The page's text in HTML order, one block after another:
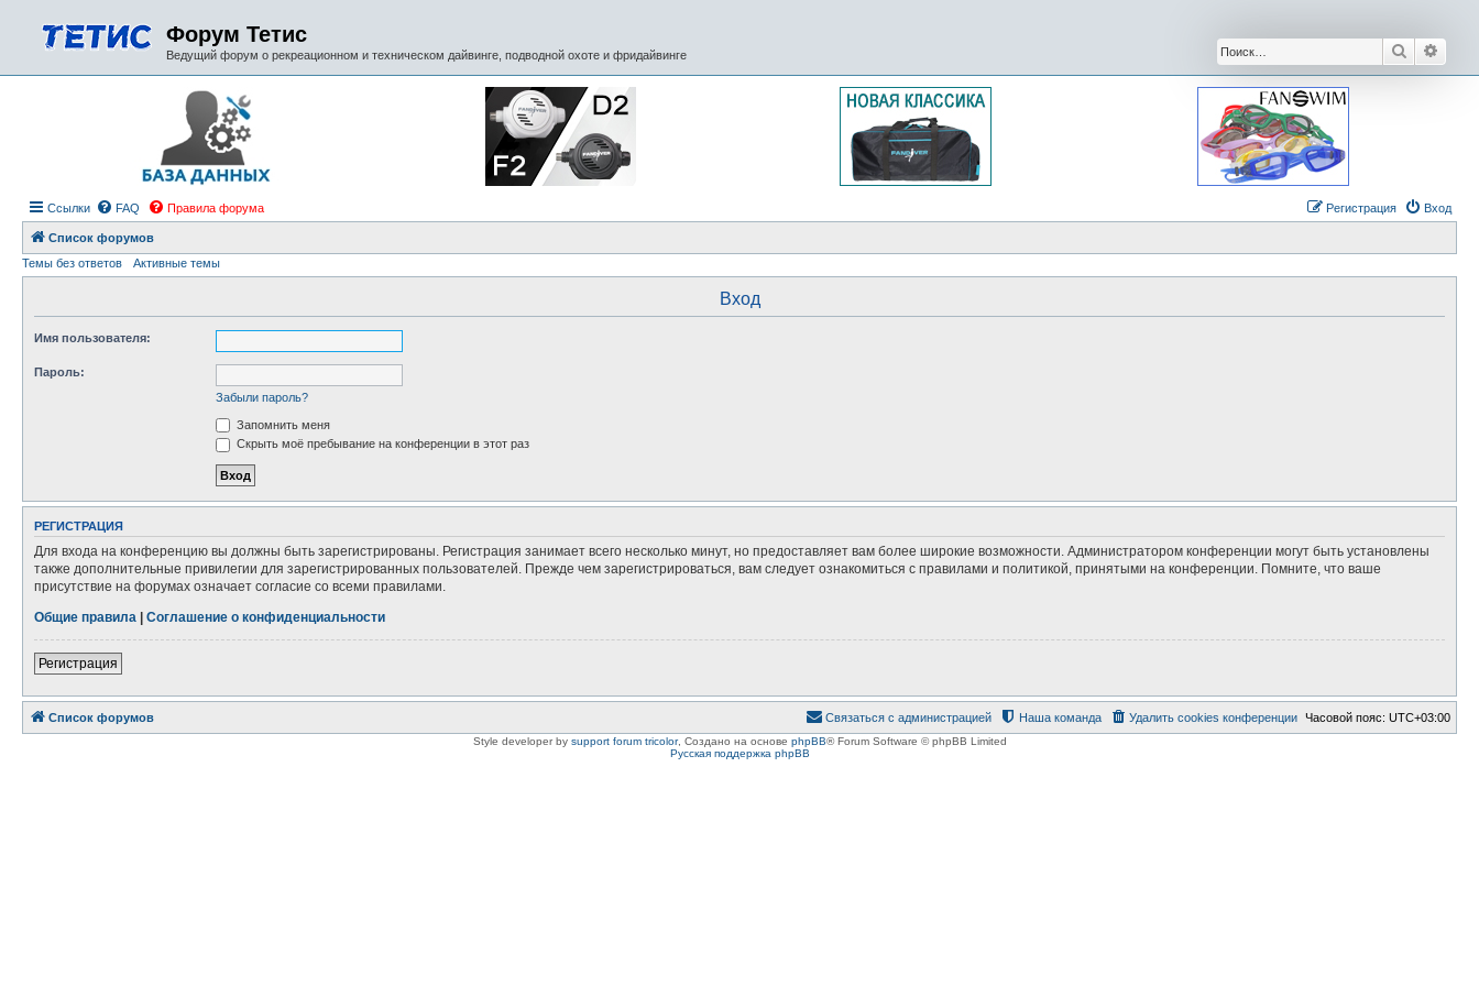
Форум Тетис
Ведущий форум о рекреационном и техническом дайвинге, подводной охоте и фридайвинге Поиск
Ссылки FAQ Правила форума Вход
Регистрация
Список форумов
Темы без ответов
Активные темы
Вход
Имя пользователя:
Пароль:
Забыли пароль?
Запомнить меня
Скрыть моё пребывание на конференции в этот раз
РЕГИСТРАЦИЯ
Для входа на конференцию вы должны быть зарегистрированы. Регистрация занимает всего несколько минут, но предоставляет вам более широкие возможности. Администратором конференции могут быть установлены
также дополнительные привилегии для зарегистрированных пользователей. Прежде чем зарегистрироваться, вам следует ознакомиться с правилами и политикой, принятыми на конференции. Помните, что ваше
присутствие на форумах означает согласие со всеми правилами.
Общие правила
Соглашение о конфиденциальности
Регистрация
Список форумов Часовой пояс: UTC+03:00
Удалить cookies конференции
Наша команда
Связаться с администрацией
Style developer by support forum tricolor, Создано на основе phpBB® Forum Software © phpBB Limited
Русская поддержка phpBB